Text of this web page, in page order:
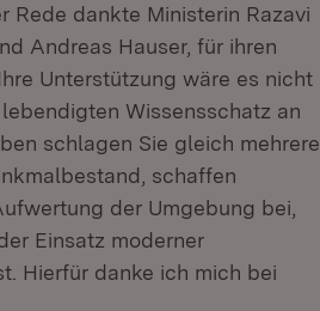
Rede dankte Ministerin Razavi
Andreas Hauser, für ihren
Unterstützung wäre es nicht
Wissensschatz an
schlagen Sie gleich mehrere
schaffen
der Umgebung bei,
Einsatz moderner
Hierfür danke ich mich bei